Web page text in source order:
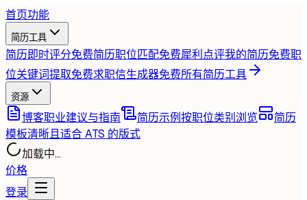
首页功能
简历工具
简历即时评分免费简历职位匹配免费犀利点评我的简历免费职
位关键词提取免费求职信生成器免费所有简历工具
资源
博客职业建议与指南 简历示例按职位类别浏览
简历
模板清晰且适合 ATS 的版式
加载中...
价格
登录